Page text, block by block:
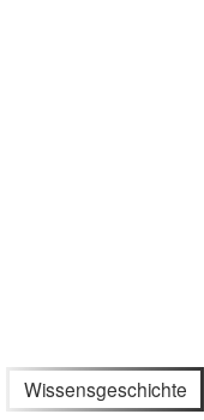
Wissensgeschichte